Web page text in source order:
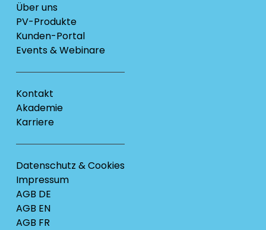
Über uns
PV-Produkte
Kunden-Portal
Events & Webinare
Kontakt
Akademie
Karriere
Datenschutz & Cookies
Impressum
AGB DE
AGB EN
AGB FR